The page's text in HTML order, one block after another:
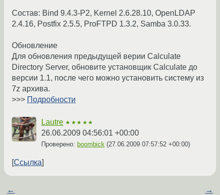
Состав: Bind 9.4.3-P2, Kernel 2.6.28.10, OpenLDAP
2.4.16, Postfix 2.5.5, ProFTPD 1.3.2, Samba 3.0.33.
Обновление
Для обновления предыдущей верии Calculate
Directory Server, обновите установщик Calculate до
версии 1.1, после чего можно установить систему из
7z архива.
>>> Подробности
Lautre ★★★★★
26.06.2009 04:56:01 +00:00
Проверено: boombick (27.06.2009 07:57:52 +00:00)
Ссылка
← →